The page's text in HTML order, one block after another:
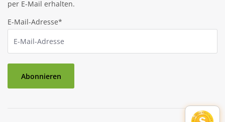
per E-Mail erhalten.
E-Mail-Adresse*
Abonnieren